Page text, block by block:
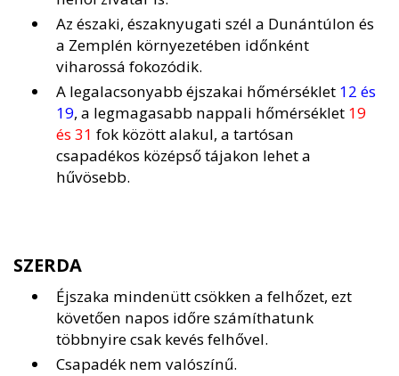
Az északi, északnyugati szél a Dunántúlon és
a Zemplén környezetében időnként
viharossá fokozódik.
A legalacsonyabb éjszakai hőmérséklet 12 és
19, a legmagasabb nappali hőmérséklet 19
és 31 fok között alakul, a tartósan
csapadékos középső tájakon lehet a
hűvösebb.
SZERDA
Éjszaka mindenütt csökken a felhőzet, ezt
követően napos időre számíthatunk
többnyire csak kevés felhővel.
Csapadék nem valószínű.